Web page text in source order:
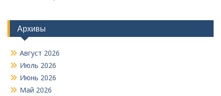
Архивы
Август 2026
Июль 2026
Июнь 2026
Май 2026